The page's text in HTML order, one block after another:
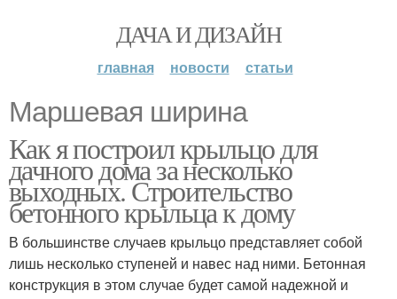
ДАЧА И ДИЗАЙН
главная новости статьи
Маршевая ширина
Как я построил крыльцо для
дачного дома за несколько
выходных. Строительство
бетонного крыльца к дому
В большинстве случаев крыльцо представляет собой
лишь несколько ступеней и навес над ними. Бетонная
конструкция в этом случае будет самой надежной и